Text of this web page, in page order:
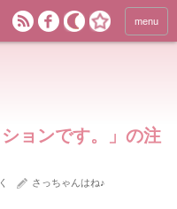
menu
ョンです。」の注
さっちゃんはね♪